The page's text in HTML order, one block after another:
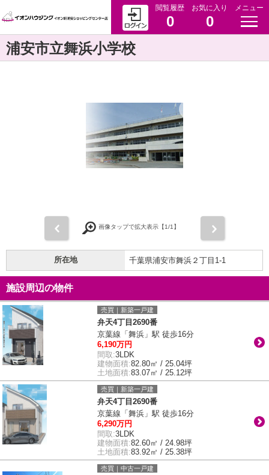
閲覧履歴
0
お気に入り
0
メニュー
浦安市立舞浜小学校
画像タップで拡大表示【1/1】
所在地 千葉県浦安市舞浜２丁目1-1
施設周辺の物件
売買｜新築一戸建
弁天4丁目2690番
京葉線「舞浜」駅 徒歩16分
6,190万円
間取:3LDK
建物面積:82.80㎡ / 25.04坪
土地面積:83.07㎡ / 25.12坪
売買｜新築一戸建
弁天4丁目2690番
京葉線「舞浜」駅 徒歩16分
6,290万円
間取:3LDK
建物面積:82.60㎡ / 24.98坪
土地面積:83.92㎡ / 25.38坪
売買｜中古一戸建